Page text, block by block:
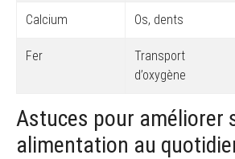
Calcium Os, dents
Fer
Transport
d’oxygène
Astuces pour améliorer
alimentation au